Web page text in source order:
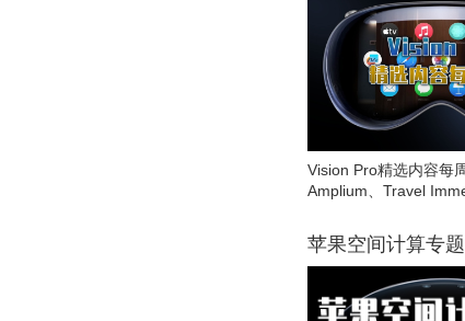
Vision Pro精选内容每
Amplium、Travel
苹果空间计算专题